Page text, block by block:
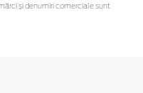
și denumiri comerciale sunt